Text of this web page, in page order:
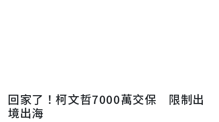
回家了！柯文哲7000萬交保 限制出
境出海